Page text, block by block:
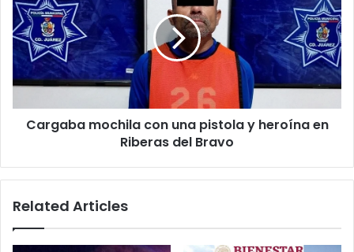
con
una
pistola
y
heroína
en
Riberas
Cargaba mochila con una pistola y heroína en
Riberas del Bravo
Related Articles